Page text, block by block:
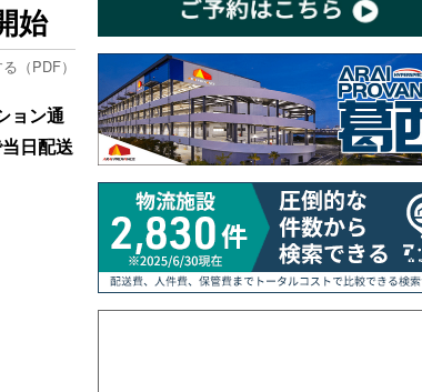
始
（PDF）
ョン通
日配送